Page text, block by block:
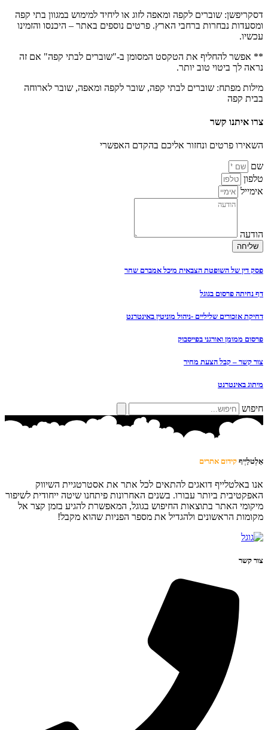
דסקריפשן: שוברים לקפה ומאפה לזוג או ליחיד למימוש במגוון בתי קפה
ומסעדות נבחרות ברחבי הארץ. פרטים נוספים באתר – היכנסו והזמינו
עכשיו.
** אפשר להחליף את הטקסט המסומן ב-"שוברים לבתי קפה" אם זה
נראה לך ביטוי טוב יותר.
מילות מפתח: שוברים לבתי קפה, שובר לקפה ומאפה, שובר לארוחה
בבית קפה
צרו איתנו קשר
השאירו פרטים ונחזור אליכם בהקדם האפשרי
שם
טלפון
אימייל
הודעה
שליחה
פסק דין של השופטת הצבאית מיכל אמברם שחר
דף נחיתה פרסום בגוגל
דחיקת אזכורים שליליים -ניהול מוניטין באינטרנט
פרסום ממומן ואורגני בפייסבוק
צור קשר – קבל הצעת מחיר
מיתוג באינטרנט
חיפוש
אַלְטלַיְיף קידום אתרים
אנו באלטלייף דואגים להתאים לכל אתר את אסטרטגיית השיווק
האפקטיבית ביותר עבורו. בשנים האחרונות פיתחנו שיטה ייחודית לשיפור
מיקומי האתר בתוצאות החיפוש בגוגל, המאפשרת להגיע בזמן קצר אל
מקומות הראשונים ולהגדיל את מספר הפניות שהוא מקבל!
צור קשר